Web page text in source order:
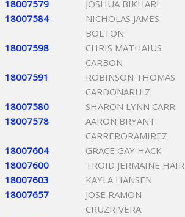
18007579 JOSHUA BIKHARI
18007584
NICHOLAS JAMES
BOLTON
18007598
CHRIS MATHAIUS
CARBON
18007591
ROBINSON THOMAS
CARDONARUIZ
18007580 SHARON LYNN CARR
18007578
AARON BRYANT
CARRERORAMIREZ
18007604 GRACE GAY HACK
18007600
TROID JERMAINE HAIR
18007603
KAYLA HANSEN
18007657
JOSE RAMON
CRUZRIVERA